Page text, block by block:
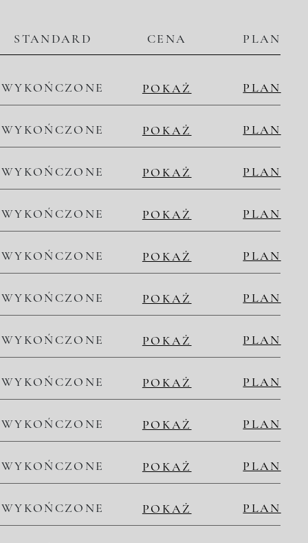
STANDARD CENA PLAN
WYKOŃCZONE POKAŻ PLAN
WYKOŃCZONE POKAŻ PLAN
WYKOŃCZONE POKAŻ PLAN
WYKOŃCZONE POKAŻ PLAN
WYKOŃCZONE POKAŻ PLAN
WYKOŃCZONE POKAŻ PLAN
WYKOŃCZONE POKAŻ PLAN
WYKOŃCZONE POKAŻ PLAN
WYKOŃCZONE POKAŻ PLAN
WYKOŃCZONE POKAŻ PLAN
WYKOŃCZONE POKAŻ PLAN